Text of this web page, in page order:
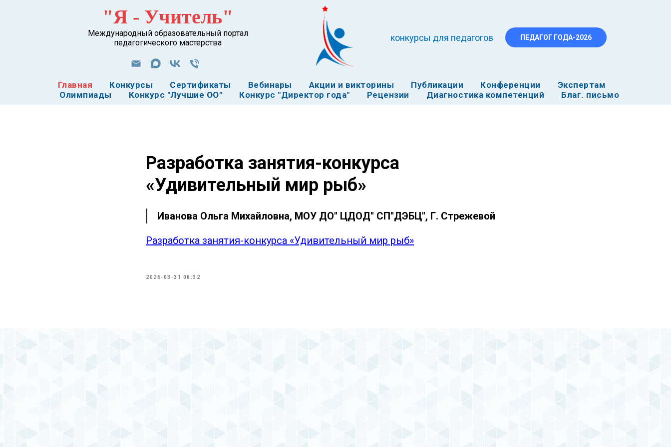
"Я - Учитель"
Международный образовательный портал
педагогического мастерства
конкурсы для педагогов ПЕДАГОГ ГОДА-2026
Главная Конкурсы Сертификаты Вебинары Акции и викторины Публикации Конференции
Экспертам
Олимпиады
Конкурс "Лучшие ОО" Конкурс "Директор года" Рецензии Диагностика компетенций Благ. письмо
Разработка занятия-конкурса
«Удивительный мир рыб»
Иванова Ольга Михайловна, МОУ ДО" ЦДОД" СП"ДЭБЦ", Г. Стрежевой
Разработка занятия-конкурса «Удивительный мир рыб»
2026-03-31 08:32